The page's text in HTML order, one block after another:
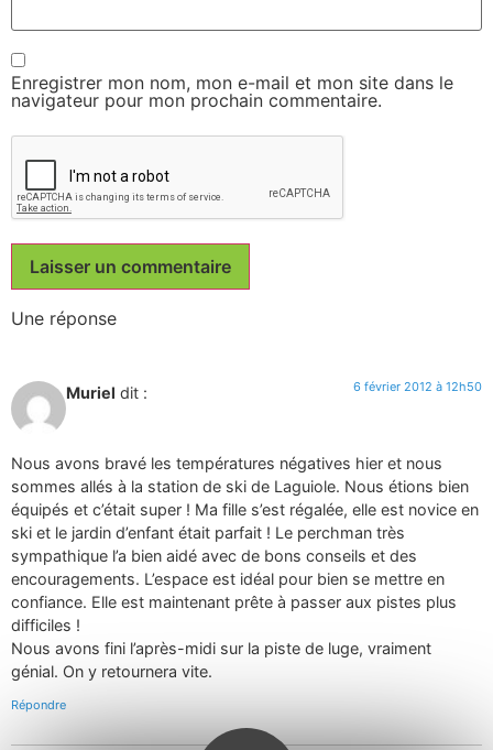
Enregistrer mon nom, mon e-mail et mon site dans le
navigateur pour mon prochain commentaire.
Une réponse
Muriel dit : 6 février 2012 à 12h50
Nous avons bravé les températures négatives hier et nous
sommes allés à la station de ski de Laguiole. Nous étions bien
équipés et c’était super ! Ma fille s’est régalée, elle est novice en
ski et le jardin d’enfant était parfait ! Le perchman très
sympathique l’a bien aidé avec de bons conseils et des
encouragements. L’espace est idéal pour bien se mettre en
confiance. Elle est maintenant prête à passer aux pistes plus
difficiles !
Nous avons fini l’après-midi sur la piste de luge, vraiment
génial. On y retournera vite.
Répondre